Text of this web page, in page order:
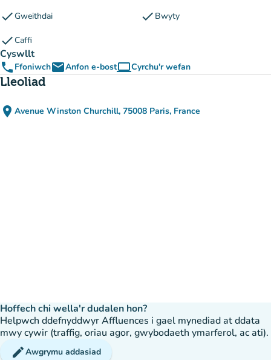
checkGweithdai check Bwyty
checkCaffi
Cyswllt
phone FfoniwchemailAnfon e-bostcomputerCyrchu'r wefan
(tab newydd)
Lleoliad
place Avenue Winston Churchill, 75008 Paris, France
(agor yn Google Maps)
(tab newydd)
Hoffech chi wella'r dudalen hon?
Helpwch ddefnyddwyr Affluences i gael mynediad at ddata
mwy cywir (traffig, oriau agor, gwybodaeth ymarferol, ac ati).
editAwgrymu addasiad